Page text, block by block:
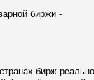
биржи -
бирж